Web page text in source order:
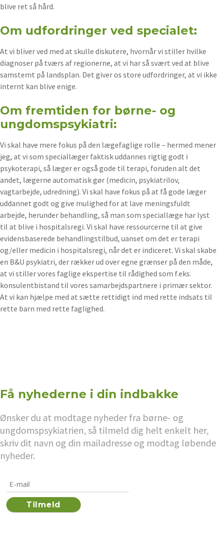
blive ret så hård.
Om udfordringer ved specialet:
At vi bliver ved med at skulle diskutere, hvornår vi stiller hvilke
diagnoser på tværs af regionerne, at vi har så svært ved at blive
samstemt på landsplan. Det giver os store udfordringer, at vi ikke
internt kan blive enige.
Om fremtiden for børne- og
ungdomspsykiatri:
Vi skal have mere fokus på den lægefaglige rolle – hermed mener
jeg, at vi som speciallæger faktisk uddannes rigtig godt i
psykoterapi, så læger er også gode til terapi, foruden alt det
andet, lægerne automatisk gør (medicin, psykiatrilov,
vagtarbejde, udredning). Vi skal have fokus på at få gode læger
uddannet godt og give mulighed for at lave meningsfuldt
arbejde, herunder behandling, så man som speciallæge har lyst
til at blive i hospitalsregi. Vi skal have ressourcerne til at give
evidensbaserede behandlingstilbud, uanset om det er terapi
og/eller medicin i hospitalsregi, når det er indiceret. Vi skal skabe
en B&U psykiatri, der rækker ud over egne grænser på den måde,
at vi stiller vores faglige ekspertise til rådighed som f.eks.
konsulentbistand til vores samarbejdspartnere i primær sektor.
At vi kan hjælpe med at sætte rettidigt ind med rette indsats til
rette barn med rette faglighed.
Få nyhederne i din indbakke
Ønsker du at modtage nyheder fra børne- og
ungdomspsykiatrien, så tilmeld dig helt enkelt her,
skriv dit navn og din mailadresse og modtag løbende
nyheder.